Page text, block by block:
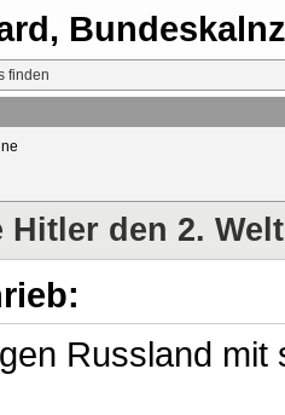
Hitler den 2.
Russland